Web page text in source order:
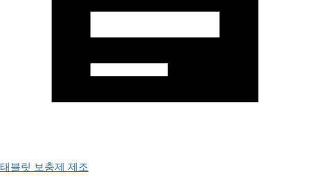
태블릿 보충제 제조